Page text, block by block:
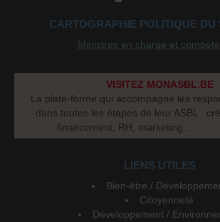
CARTOGRAPHIE POLITIQUE DU
Ministres en charge et
VISITEZ MONASBL.BE
La plate-forme qui accompagne les
dans toutes les étapes de leur ASBL :
financement, RH, marketing...
LIENS UTILES
Bien-être /
Citoyenneté
Développement /